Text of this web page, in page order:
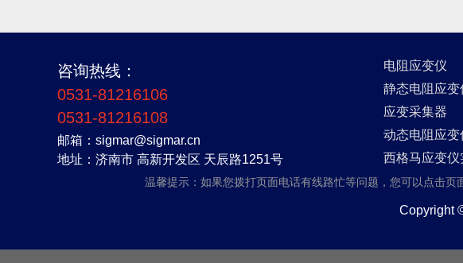
咨询热线：
0531-81216106
0531-81216108
邮箱：sigmar@sigmar.cn
地址：济南市 高新开发区 天辰路1251号
电阻应变仪
静态电阻应变
应变采集器
动态电阻应变
西格马应变仪
温馨提示：如果您拨打页面电话有线路忙等问题，您可以点击
Copyright